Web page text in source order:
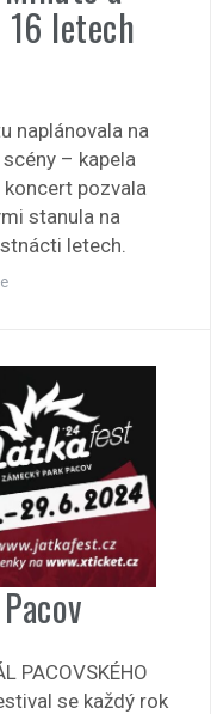
letech
naplánovala na
– kapela
pozvala
stanula na
letech.
PACOVSKÉHO
se každý rok